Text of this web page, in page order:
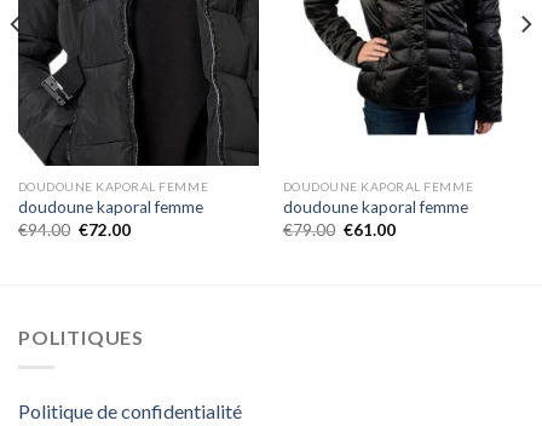
DOUDOUNE KAPORAL FEMME
doudoune kaporal femme
€94.00 €72.00
DOUDOUNE KAPORAL FEMME
doudoune kaporal femme
€79.00 €61.00
POLITIQUES
Politique de confidentialité